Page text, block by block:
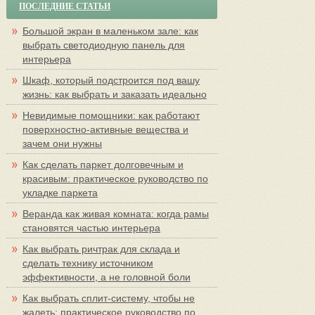
ПОСЛЕДНИЕ СТАТЬИ
Большой экран в маленьком зале: как
выбрать светодиодную панель для
интерьера
Шкаф, который подстроится под вашу
жизнь: как выбрать и заказать идеально
Невидимые помощники: как работают
поверхностно-активные вещества и
зачем они нужны
Как сделать паркет долговечным и
красивым: практическое руководство по
укладке паркета
Веранда как живая комната: когда рамы
становятся частью интерьера
Как выбрать ричтрак для склада и
сделать технику источником
эффективности, а не головной боли
Как выбрать сплит-систему, чтобы не
жалеть: практическое руководство по